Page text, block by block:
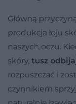
Główną
produkcja łoju
naszych oczu.
skóry, tusz
rozpuszczać i
czynnikiem